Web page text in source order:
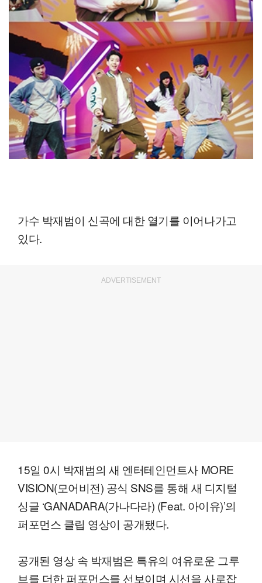
가수 박재범이 신곡에 대한 열기를 이어나가고
있다.
ADVERTISEMENT
15일 0시 박재범의 새 엔터테인먼트사 MORE
VISION(모어비전) 공식 SNS를 통해 새 디지털
싱글 ‘GANADARA(가나다라) (Feat. 아이유)’의
퍼포먼스 클립 영상이 공개됐다.
공개된 영상 속 박재범은 특유의 여유로운 그루
브를 더한 퍼포먼스를 선보이며 시선을 사로잡